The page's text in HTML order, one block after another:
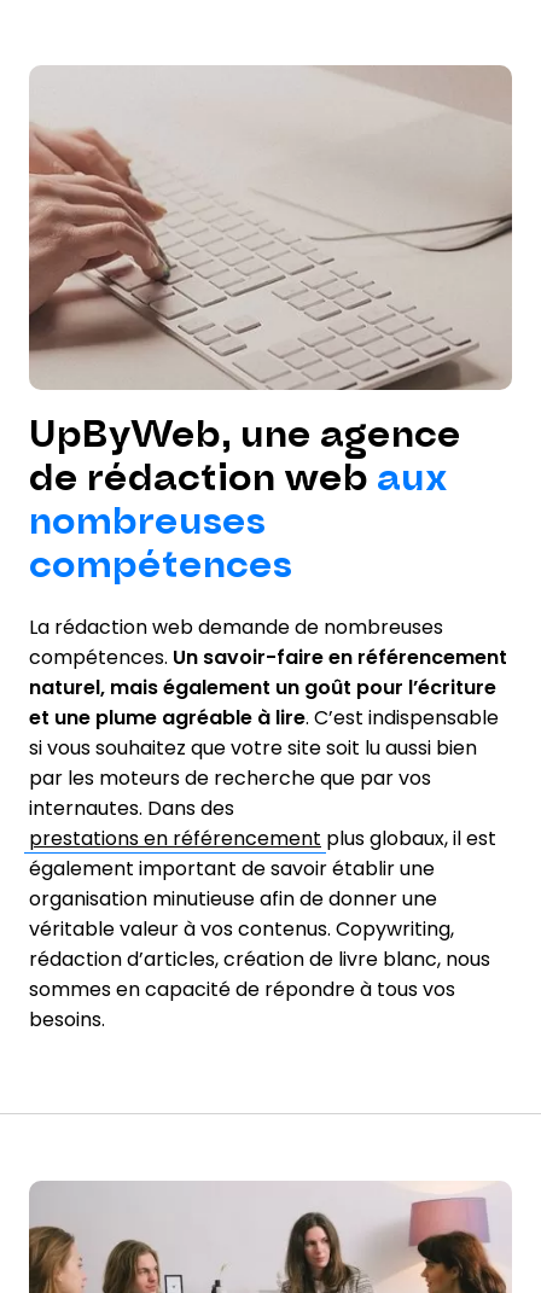
UpByWeb, une agence
de rédaction web aux
nombreuses
compétences
La rédaction web demande de nombreuses
compétences. Un savoir-faire en référencement
naturel, mais également un goût pour l’écriture
et une plume agréable à lire. C’est indispensable
si vous souhaitez que votre site soit lu aussi bien
par les moteurs de recherche que par vos
internautes. Dans des
prestations en référencement plus globaux, il est
également important de savoir établir une
organisation minutieuse afin de donner une
véritable valeur à vos contenus. Copywriting,
rédaction d’articles, création de livre blanc, nous
sommes en capacité de répondre à tous vos
besoins.